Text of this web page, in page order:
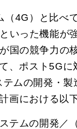
（4G）と比べ
いった機能が
国の競争力の
、ポスト5G
ムの開発・製
画における以
テムの開発／